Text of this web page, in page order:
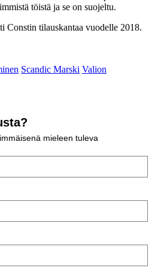
töistä ja se on suojeltu.
Constin tilauskantaa vuodelle 2018.
Scandic Marski Valion
mieleen tuleva